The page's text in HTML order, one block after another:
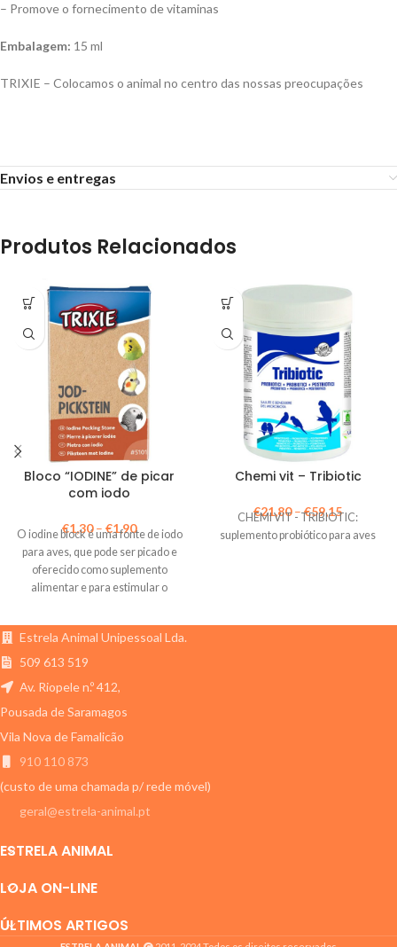
– Promove o fornecimento de vitaminas
Embalagem: 15 ml
TRIXIE – Colocamos o animal no centro das nossas preocupações
Envios e entregas
Produtos Relacionados
Bloco “IODINE” de picar
com iodo
€1,30– €1,90
O iodine block é uma fonte de iodo
para aves, que pode ser picado e
oferecido como suplemento
alimentar e para estimular o
objetos
Chemi vit – Tribiotic
€21,80–€59,15
CHEMI VIT - TRIBIOTIC:
suplemento probiótico para aves
Estrela Animal Unipessoal Lda.
509 613 519
Av. Riopele n.º 412,
Pousada de Saramagos
Vila Nova de Famalicão
910 110 873
(custo de uma chamada p/ rede móvel)
geral@estrela-animal.pt
ESTRELA ANIMAL
LOJA ON-LINE
ÚLTIMOS ARTIGOS